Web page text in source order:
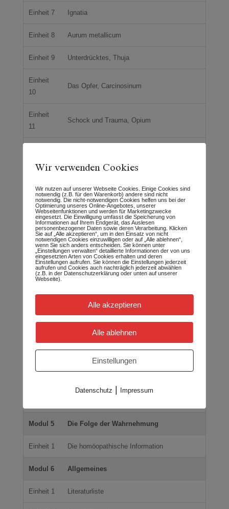
Einheit 7 Ignatia
Einheit 8 Aurum metallicum
Einheit 9 Unterdrücktes, Thuja
Einheit
10
Das Opfer, Carcinosinum
Einheit
11
Schock und Trauma, Opium
13
Stramonium, der Stechapfel
Einheit
14
Kämpfer, Causticum der Marmor
Einheit
Sepia
16
Einheit
So tun als ob, Lycopodium, der Bärlapp
Arsenicum album
Modul 5 Die Folge der Wahrnehmung
Einheit 1 Die homöopathische Information
Modul 6 Allgemeines
Einheit 1 Literaturliste
Wir verwenden Cookies
Wir nutzen auf unserer Webseite Cookies. Einige Cookies sind
notwendig (z.B. für den Warenkorb) andere sind nicht
notwendig. Die nicht-notwendigen Cookies helfen uns bei der
Optimierung unseres Online-Angebotes, unserer
Webseitenfunktionen und werden für Marketingzwecke
eingesetzt. Die Einwilligung umfasst die Speicherung von
Informationen auf Ihrem Endgerät, das Auslesen
personenbezogener Daten sowie deren Verarbeitung. Klicken
Sie auf „Alle akzeptieren“, um in den Einsatz von nicht
notwendigen Cookies einzuwilligen oder auf „Alle ablehnen“,
wenn Sie sich anders entscheiden. Sie können unter
„Einstellungen verwalten“ detaillierte Informationen der von uns
eingesetzten Arten von Cookies erhalten und deren
Einstellungen aufrufen. Sie können die Einstellungen jederzeit
aufrufen und Cookies auch nachträglich jederzeit abwählen
(z.B. in der Datenschutzerklärung oder unten auf unserer
Webseite).
Alle akzeptieren
Alle ablehnen
Einstellungen
Datenschutz Impressum